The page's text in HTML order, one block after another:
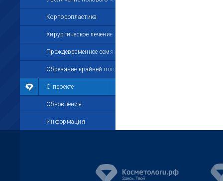
Корпоропластика
Хирургическое лечение импотенции
Преждевременное семяизвержение
Обрезание крайней плоти
О проекте
Обновления
Информация